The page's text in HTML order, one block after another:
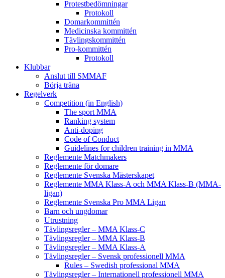
Protestbedömningar
Protokoll
Domarkommittén
Medicinska kommittén
Tävlingskommittén
Pro-kommittén
Protokoll
Klubbar
Anslut till SMMAF
Börja träna
Regelverk
Competition (in English)
The sport MMA
Ranking system
Anti-doping
Code of Conduct
Guidelines for children training in MMA
Reglemente Matchmakers
Reglemente för domare
Reglemente Svenska Mästerskapet
Reglemente MMA Klass-A och MMA Klass-B (MMA-
ligan)
Reglemente Svenska Pro MMA Ligan
Barn och ungdomar
Utrustning
Tävlingsregler – MMA Klass-C
Tävlingsregler – MMA Klass-B
Tävlingsregler – MMA Klass-A
Tävlingsregler – Svensk professionell MMA
Rules – Swedish professional MMA
Tävlingsregler – Internationell professionell MMA